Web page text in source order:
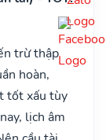
trừ thập
hoàn,
tốt xấu tùy
lịch âm